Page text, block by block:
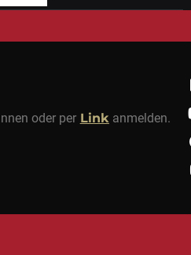
oder per Linkanmelden.